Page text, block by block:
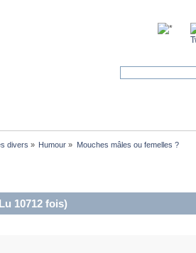
divers » Humour » Mouches mâles ou femelles ?
10712 fois)